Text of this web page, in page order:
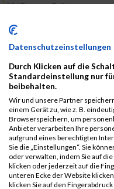
2317
Golbar
5561
12006
Laudien
9273
Nicotra
7717
Lades
15581
Adamczak
3162
Heilig
3107
Schork
5888
Regneri
8971
Bien
Datenschutzeinstellungen
Durch Klicken auf die
Standardeinstellung nur
beibehalten.
Wir und unsere Partner
einem Gerät zu, wie z. B.
Browserspeichern, um
Anbieter verarbeiten Ihre
aufgrund eines berechtigten
Sie die „Einstellungen“. Sie
oder verwalten, indem Sie auf
klicken oder jederzeit auf die
unteren Ecke der Website
klicken Sie auf den